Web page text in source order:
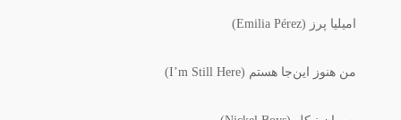
امیلیا پرز (Emilia Pérez)
من هنوز این‌جا هستم (I’m Still Here)